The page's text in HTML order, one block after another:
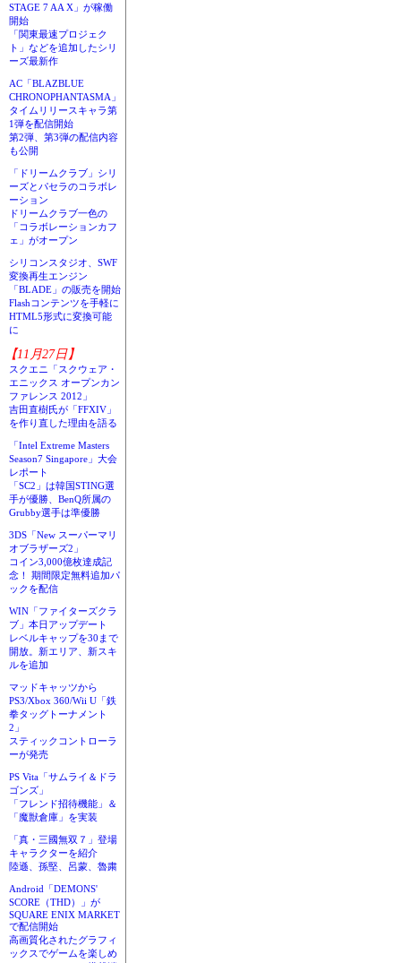
STAGE 7 AA X」が稼働
開始
「関東最速プロジェク
ト」などを追加したシリ
ーズ最新作
AC「BLAZBLUE
CHRONOPHANTASMA」
タイムリリースキャラ第
1弾を配信開始
第2弾、第3弾の配信内容
も公開
「ドリームクラブ」シリ
ーズとパセラのコラボレ
ーション
ドリームクラブ一色の
「コラボレーションカフ
ェ」がオープン
シリコンスタジオ、SWF
変換再生エンジン
「BLADE」の販売を開始
Flashコンテンツを手軽に
HTML5形式に変換可能
に
【11月27日】
スクエニ「スクウェア・
エニックス オープンカン
ファレンス 2012」
吉田直樹氏が「FFXIV」
を作り直した理由を語る
「Intel Extreme Masters
Season7 Singapore」大会
レポート
「SC2」は韓国STING選
手が優勝、BenQ所属の
Grubby選手は準優勝
3DS「New スーパーマリ
オブラザーズ2」
コイン3,000億枚達成記
念！ 期間限定無料追加パ
ックを配信
WIN「ファイターズクラ
ブ」本日アップデート
レベルキャップを30まで
開放。新エリア、新スキ
ルを追加
マッドキャッツから
PS3/Xbox 360/Wii U「鉄
拳タッグトーナメント
2」
スティックコントローラ
ーが発売
PS Vita「サムライ＆ドラ
ゴンズ」
「フレンド招待機能」＆
「魔獣倉庫」を実装
「真・三國無双７」登場
キャラクターを紹介
陸遜、孫堅、呂蒙、魯粛
Android「DEMONS'
SCORE（THD）」が
SQUARE ENIX MARKET
で配信開始
高画質化されたグラフィ
ックスでゲームを楽しめ